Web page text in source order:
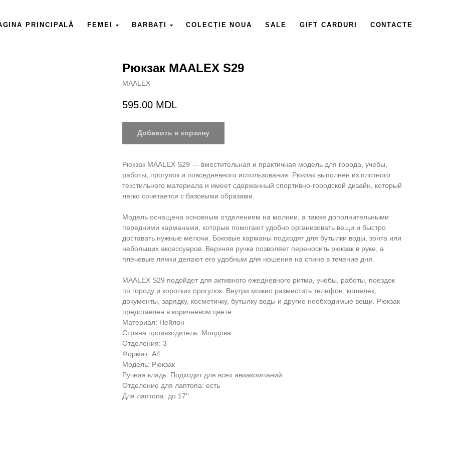
PRINCIPALĂ FEMEI BARBAȚI COLECȚIE NOUA SALE GIFT CARDURI CONTACTE
Рюкзак MAALEX S29
MAALEX
595.00 MDL
Добавить в корзину
Рюкзак MAALEX S29 — вместительная и практичная модель для города, учебы,
работы, прогулок и повседневного использования. Рюкзак выполнен из плотного
текстильного материала и имеет сдержанный спортивно-городской дизайн, который
легко сочетается с базовыми образами.
Модель оснащена основным отделением на молнии, а также дополнительными
передними карманами, которые помогают удобно организовать вещи и быстро
доставать нужные мелочи. Боковые карманы подходят для бутылки воды, зонта или
небольших аксессуаров. Верхняя ручка позволяет переносить рюкзак в руке, а
плечевые лямки делают его удобным для ношения на спине в течение дня.
MAALEX S29 подойдет для активного ежедневного ритма, учебы, работы, поездок
по городу и коротких прогулок. Внутри можно разместить телефон, кошелек,
документы, зарядку, косметичку, бутылку воды и другие необходимые вещи. Рюкзак
представлен в коричневом цвете.
Материал: Нейлон
Страна проивзодитель: Молдова
Отделения: 3
Формат: А4
Модель: Рюкзак
Ручная кладь: Подходит для всех авиакомпаний
Отделение для лаптопа: есть
Для лаптопа: до 17''